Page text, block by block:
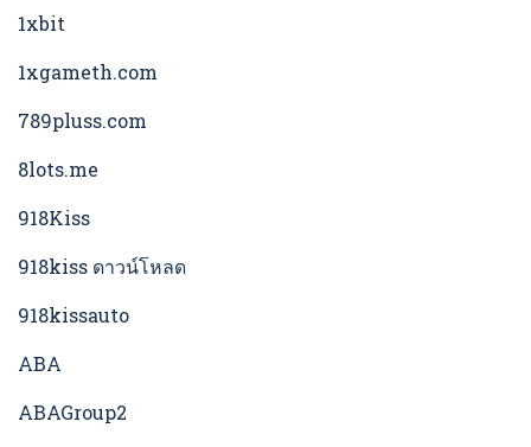
1xbit
1xgameth.com
789pluss.com
8lots.me
918Kiss
918kiss ดาวน์โหลด
918kissauto
ABA
ABAGroup2